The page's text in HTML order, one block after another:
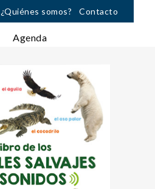
¿Quiénes somos? Contacto
Agenda